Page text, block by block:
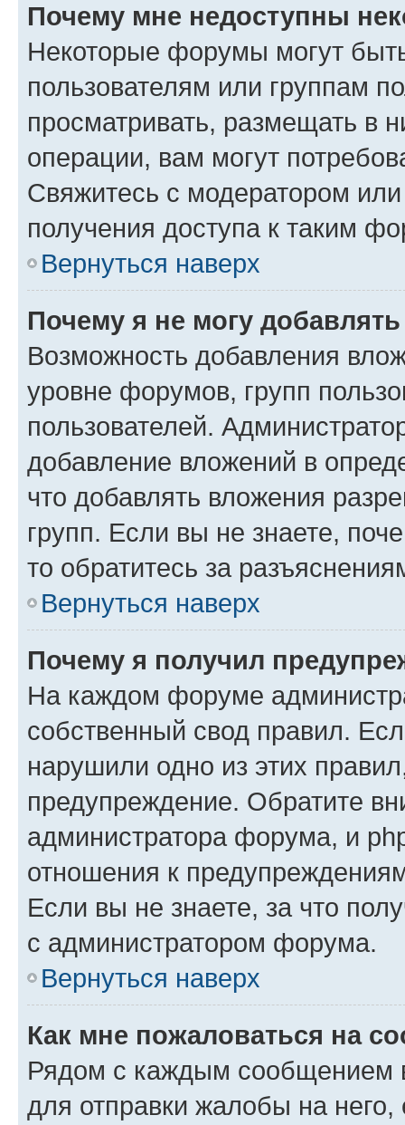
Почему мне недоступны
Некоторые форумы могут
пользователям или группам
просматривать, размещать в
операции, вам могут
Свяжитесь с модератором
получения доступа к таким
Вернуться наверх
Почему я не могу
Возможность добавления
уровне форумов, групп
пользователей.
добавление вложений в
что добавлять вложения
групп. Если вы не знаете,
то обратитесь за
Вернуться наверх
Почему я получил
На каждом форуме
собственный свод правил.
нарушили одно из этих
предупреждение. Обратите
администратора форума, и
отношения к
Если вы не знаете, за что
с администратором форума.
Вернуться наверх
Как мне пожаловаться на
Рядом с каждым сообщением
для отправки жалобы на